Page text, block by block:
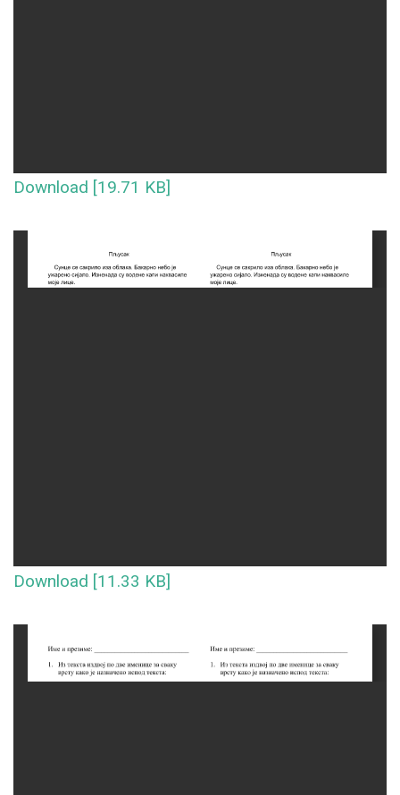
Download [19.71 KB]
Download [11.33 KB]